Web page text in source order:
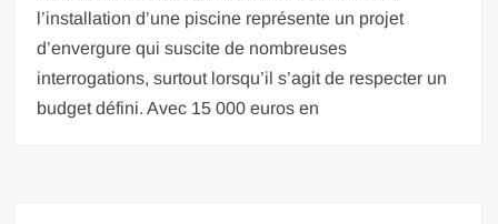
l’installation d’une piscine représente un projet
d’envergure qui suscite de nombreuses
interrogations, surtout lorsqu’il s’agit de respecter un
budget défini. Avec 15 000 euros en